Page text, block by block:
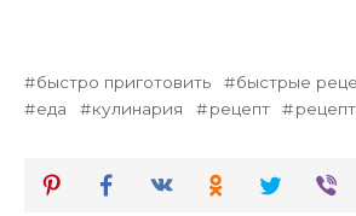
быстро приготовить быстрые
еда
кулинария рецепт